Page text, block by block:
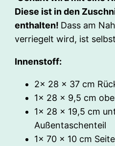
Diese ist in den
enthalten! Dass am
verriegelt wird, ist
Innenstoff:
2x 28 x 37 cm
1x 28 x 9,5 cm
1x 28 x 19,5 cm
Außentaschenteil
1x 70 x 10 cm